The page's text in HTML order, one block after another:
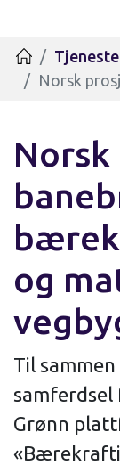
Hjem
Norsk
og
Til
Grønn